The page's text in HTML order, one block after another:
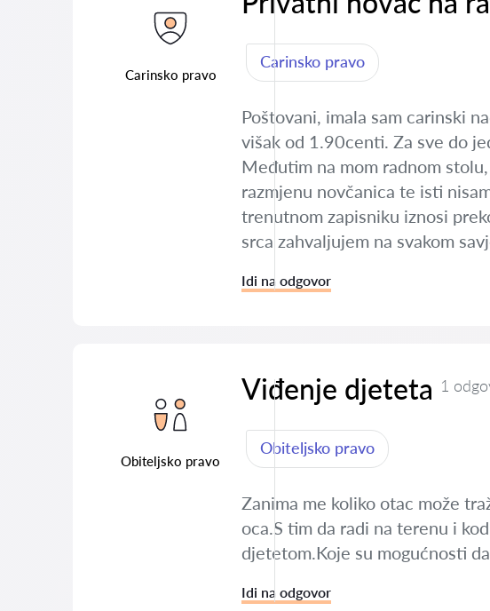
Carinsko pravo
Carinsko pravo
Poštovani, imala sam carinski
višak od 1.90centi. Za sve do
Međutim na mom radnom
razmjenu novčanica te isti
trenutnom zapisniku iznosi
srca zahvaljujem na svakom
Idi na odgovor
Obiteljsko pravo
Viđenje djeteta 1
Obiteljsko pravo
Zanima me koliko otac može
oca.S tim da radi na terenu i
djetetom.Koje su mogućnosti
Idi na odgovor